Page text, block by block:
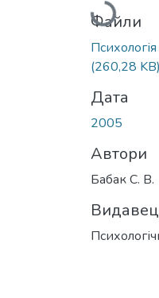
Вантажиться...
Файли
(260,28 KB)
Дата
2005
Автори
Бабак С. В.